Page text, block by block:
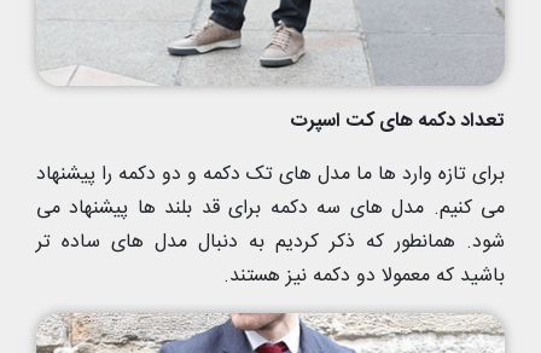
تعداد دکمه های کت اسپرت
برای تازه وارد ها ما مدل های تک دکمه و دو دکمه را پیشنهاد
می کنیم. مدل های سه دکمه برای قد بلند ها پیشنهاد می
شود. همانطور که ذکر کردیم به دنبال مدل های ساده تر
باشید که معمولا دو دکمه نیز هستند.